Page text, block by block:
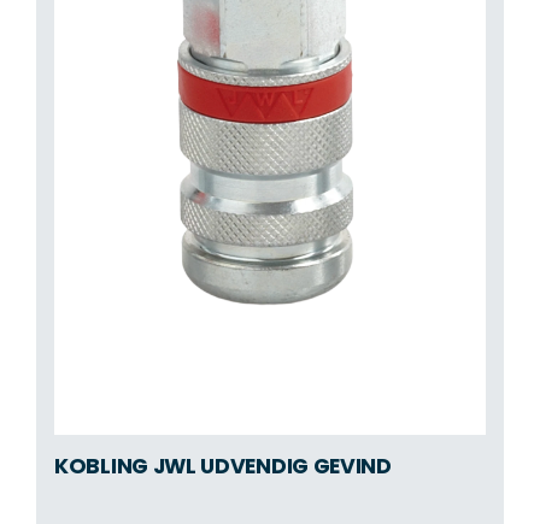
KOBLING JWL UDVENDIG GEVIND